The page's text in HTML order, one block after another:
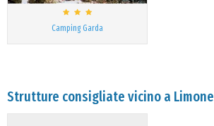
Camping Garda
Strutture consigliate vicino a Limone